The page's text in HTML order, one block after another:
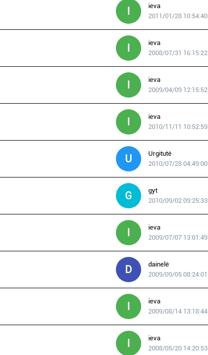
I
ieva
2011/01/28 10:54:40
I
ieva
2008/07/31 16:15:22
I
ieva
2009/04/09 12:15:52
I
ieva
2010/11/11 10:52:59
U
Urgitutė
2010/07/28 04:49:00
G
gyt
2010/09/02 09:25:33
I
ieva
2009/07/07 13:01:49
D
dainelė
2009/09/05 08:24:01
I
ieva
2009/08/14 13:18:44
I
ieva
2008/05/20 14:20:53